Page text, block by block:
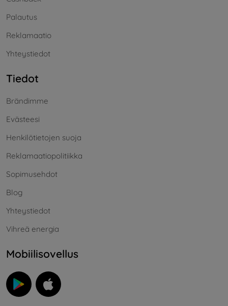
Palautus
Reklamaatio
Yhteystiedot
Tiedot
Brändimme
Evästeesi
Henkilötietojen suoja
Reklamaatiopolitiikka
Sopimusehdot
Blog
Yhteystiedot
Vihreä energia
Mobiilisovellus